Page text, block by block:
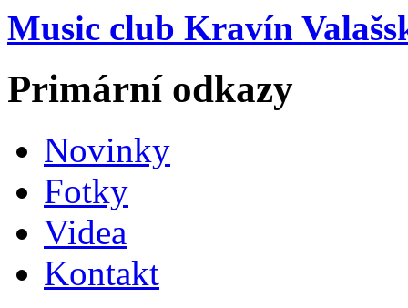
Music club Kravín
Primární odkazy
Novinky
Fotky
Videa
Kontakt